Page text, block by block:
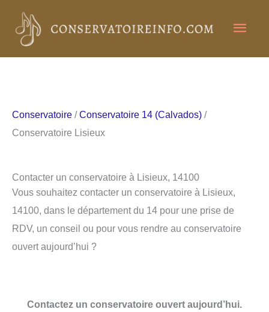
contenu
Conservatoire /Conservatoire 14 (Calvados) /
Conservatoire Lisieux
Contacter un conservatoire à Lisieux, 14100
Vous souhaitez contacter un conservatoire à Lisieux,
14100, dans le département du 14 pour une prise de
RDV, un conseil ou pour vous rendre au conservatoire
ouvert aujourd’hui ?
Contactez un conservatoire ouvert aujourd’hui.